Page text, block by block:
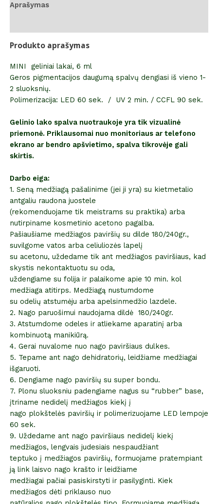
Aprašymas
Produkto aprašymas
MINI geliniai lakai, 6 ml
Geros pigmentacijos daugumą spalvų dengiasi iš vieno 1-
2 sluoksnių.
Polimerizacija: LED 60 sek. / UV 2 min. / CCFL 90 sek.
Gelinio lako spalva nuotraukoje yra tik vizualinė
priemonė. Priklausomai nuo monitoriaus ar telefono
ekrano ar bendro apšvietimo, spalva tikrovėje gali
skirtis.
Darbo eiga:
1. Seną medžiagą pašalinime (jei ji yra) su kietmetalio
antgaliu raudona juostele
(rekomenduojame tik meistrams su praktika) arba
nutirpiname kosmetinio acetono pagalba.
Pašiaušiame medžiagos paviršių su dilde 180/240gr.,
suvilgome vatos arba celiuliozės lapelį
su acetonu, uždedame tik ant medžiagos paviršiaus, kad
skystis nekontaktuotu su oda,
uždengiame su folija ir palaikome apie 10 min. kol
medžiaga atitirps. Medžiagą nustumdome
su odelių atstumėju arba apelsinmedžio lazdele.
2. Nago paruošimui naudojama dildė 180/240gr.
3. Atstumdome odeles ir atliekame aparatinį arba
kombinuotą manikiūrą.
4. Gerai nuvalome nuo nago paviršiaus dulkes.
5. Tepame ant nago dehidratorių, leidžiame medžiagai
išgaruoti.
6. Dengiame nago paviršių su super bondu.
7. Plonu sluoksniu padengiame nagus su “rubber” base,
įtriname nedidelį medžiagos kiekį į
nago plokštelės paviršių ir polimerizuojame LED lempoje
60 sek.
9. Uždedame ant nago paviršiaus nedidelį kiekį
medžiagos, lengvais judesiais nespaudžiant
teptuko į medžiagos paviršių, formuojame pratempiant
ją link laisvo nago krašto ir leidžiame
medžiagai pačiai pasiskirstyti ir pasilyginti. Kiek
medžiagos dėti priklauso nuo